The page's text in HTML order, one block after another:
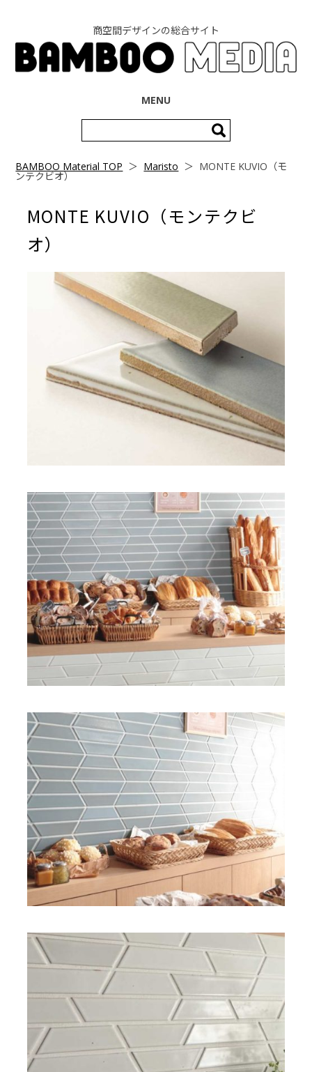
商空間デザインの総合サイト
MENU
索:
BAMBOO Material TOP ＞ Maristo ＞ MONTE KUVIO（モ
ンテクビオ）
MONTE KUVIO（モンテクビ
オ）